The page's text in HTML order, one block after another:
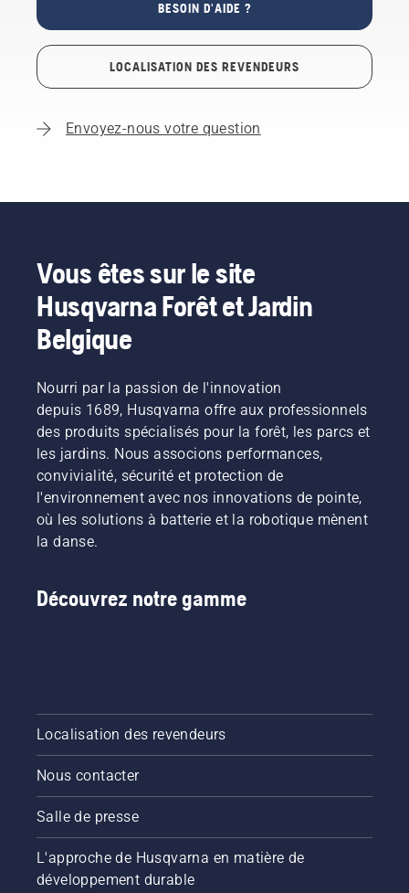
BESOIN D'AIDE ?
LOCALISATION DES REVENDEURS
Envoyez-nous votre question
Vous êtes sur le site
Husqvarna Forêt et Jardin
Belgique
Nourri par la passion de l'innovation
depuis 1689, Husqvarna offre aux professionnels
des produits spécialisés pour la forêt, les parcs et
les jardins. Nous associons performances,
convivialité, sécurité et protection de
l'environnement avec nos innovations de pointe,
où les solutions à batterie et la robotique mènent
la danse.
Découvrez notre gamme
Localisation des revendeurs
Nous contacter
Salle de presse
L'approche de Husqvarna en matière de
développement durable